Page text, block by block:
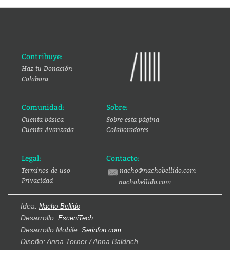
Contribuye:
Haz tu Donación
Colabora
Comunidad:
Cuenta básica
Cuenta Avanzada
Sobre:
Sobre esta página
Colaboradores
Legal:
Terminos de uso
Privacidad
Contacto:
nacho@nachobellido.com
nachobellido.com
Idea: Nacho Bellido
Desarrollo: EsceniTech
Desarrollo Mobile: Serinfon.com
Diseño: Anna Torner / Anna Baldrich